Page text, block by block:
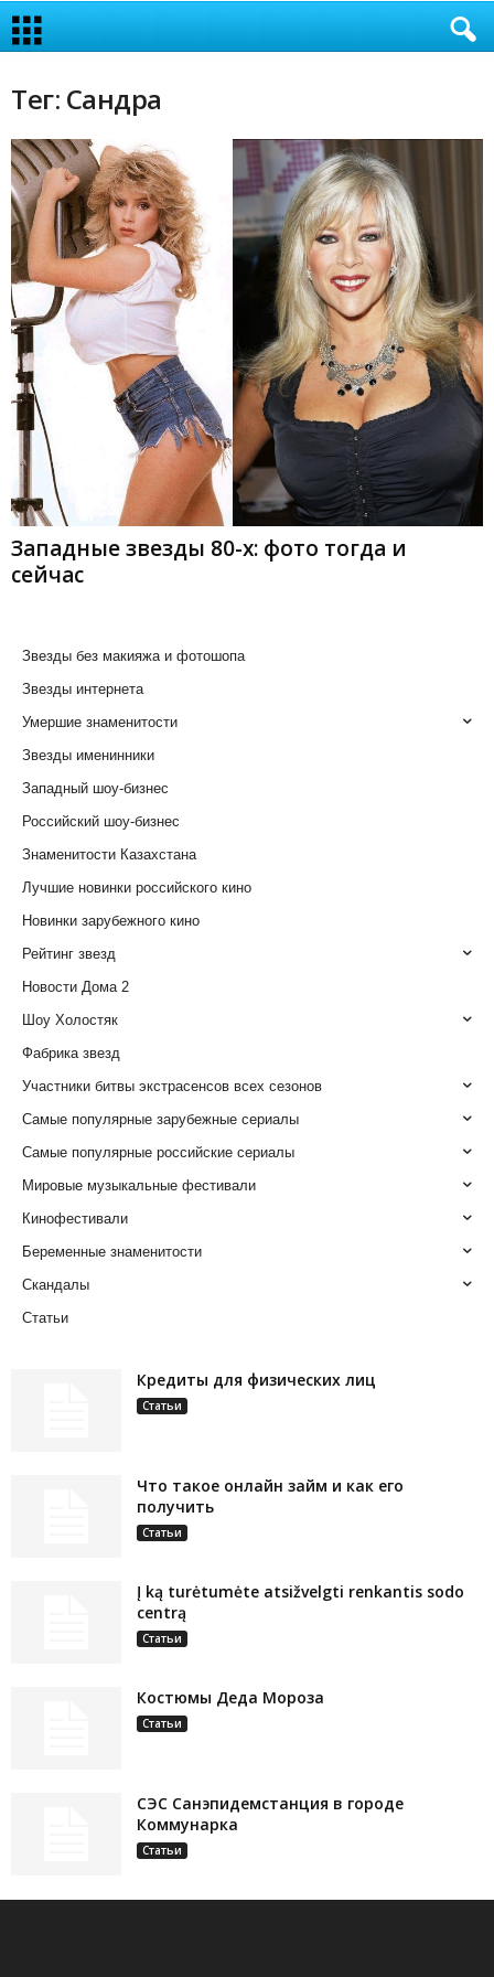
Тег: Сандра
Западные звезды 80-х: фото тогда и
сейчас
Звезды без макияжа и фотошопа
Звезды интернета
Умершие знаменитости
Звезды именинники
Западный шоу-бизнес
Российский шоу-бизнес
Знаменитости Казахстана
Лучшие новинки российского кино
Новинки зарубежного кино
Рейтинг звезд
Новости Дома 2
Шоу Холостяк
Фабрика звезд
Участники битвы экстрасенсов всех сезонов
Самые популярные зарубежные сериалы
Самые популярные российские сериалы
Мировые музыкальные фестивали
Кинофестивали
Беременные знаменитости
Скандалы
Статьи
Кредиты для физических лиц
Статьи
Что такое онлайн займ и как его
получить
Статьи
Į ką turėtumėte atsižvelgti renkantis sodo
centrą
Статьи
Костюмы Деда Мороза
Статьи
СЭС Санэпидемстанция в городе
Коммунарка
Статьи